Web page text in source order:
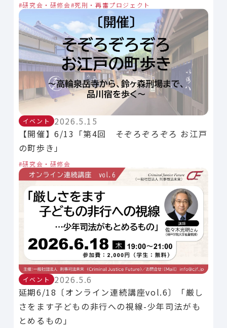
研究会・研修会 死刑・再審プロジェクト
イベント
2026.5.15
【開催】6/13「第4回 そぞろぞろぞろ お江戸
の町歩き」
研究会・研修会
イベント
2026.5.6
延期6/18〔オンライン連続講座vol.6〕「厳し
さをます子どもの非行への視線-少年司法がも
とめるもの」